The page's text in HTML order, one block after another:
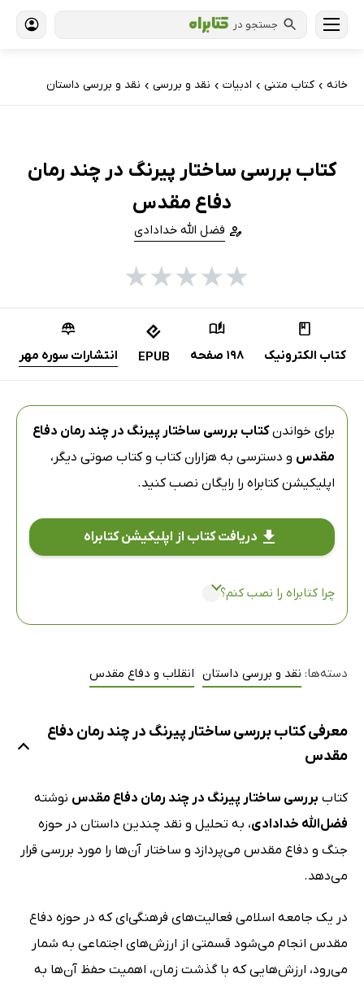
جستجو در
خانه › کتاب‌ متنی › ادبیات › نقد و بررسی › نقد و بررسی داستان
کتاب بررسی ساختار پیرنگ در چند رمان
دفاع مقدس
فضل الله خدادادی
★
★
★
★
★
کتاب الکترونیک 198 صفحه EPUB انتشارات سوره مهر
برای خواندنکتاب بررسی ساختار پیرنگ در چند رمان دفاع
مقدس و دسترسی به هزاران کتاب و کتاب صوتی دیگر،
اپلیکیشن کتابراه را رایگان نصب کنید.
دریافت کتاب از اپلیکیشن کتابراه
چرا کتابراه را نصب کنم؟
دسته‌ها: نقد و بررسی داستان انقلاب و دفاع مقدس
معرفی کتاب بررسی ساختار پیرنگ در چند رمان دفاع
مقدس
کتاب بررسی ساختار پیرنگ در چند رمان دفاع مقدس نوشته
فضل‌الله خدادادی، به تحلیل و نقد چندین داستان در حوزه
جنگ و دفاع مقدس می‌پردازد و ساختار آن‌ها را مورد بررسی قرار
می‌دهد.
در یک جامعه اسلامی فعالیت‌های فرهنگی‌ای که در حوزه دفاع
مقدس انجام می‌شود قسمتی از ارزش‌های اجتماعی به شمار
می‌رود، ارزش‌هایی که با گذشت زمان، اهمیت حفظ آن‌ها به